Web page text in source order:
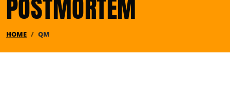
POSTMORTEM
HOME QM